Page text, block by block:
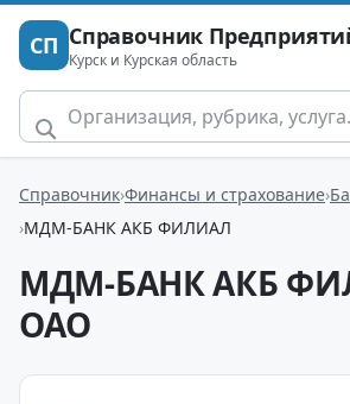
СП Справочник
Курск и Курская область
Справочник Финансы и страхование
МДМ-БАНК АКБ ФИЛИАЛ
МДМ-БАНК АКБ
ОАО